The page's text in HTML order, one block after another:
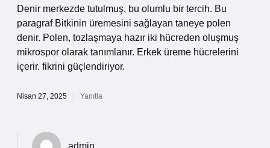
Denir merkezde tutulmuş, bu olumlu bir tercih. Bu
paragraf Bitkinin üremesini sağlayan taneye polen
denir. Polen, tozlaşmaya hazır iki hücreden oluşmuş
mikrospor olarak tanımlanır. Erkek üreme hücrelerini
içerir. fikrini güçlendiriyor.
Nisan 27, 2025 Yanıtla
admin